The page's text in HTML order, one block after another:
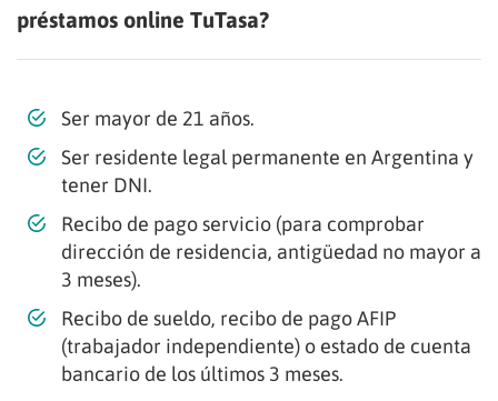
préstamos online TuTasa?
Ser mayor de 21 años.
Ser residente legal permanente en Argentina y
tener DNI.
Recibo de pago servicio (para comprobar
dirección de residencia, antigüedad no mayor a
3 meses).
Recibo de sueldo, recibo de pago AFIP
(trabajador independiente) o estado de cuenta
bancario de los últimos 3 meses.